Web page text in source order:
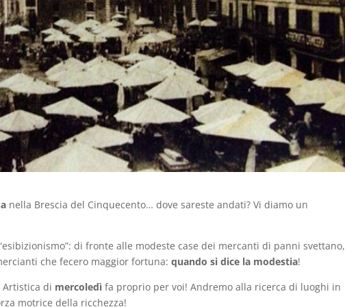
nella Brescia del Cinquecento… dove sareste andati? Vi diamo un
di fronte alle modeste case dei mercanti di panni svettano,
che fecero maggior fortuna:quando si dice la modestia!
Artistica di mercoledì fa proprio per voi! Andremo alla ricerca di luoghi in
motrice della ricchezza!